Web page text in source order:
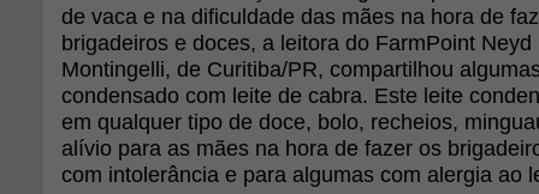
de vaca e na dificuldade das mães na hora de
brigadeiros e doces, a leitora do FarmPoint
Montingelli, de Curitiba/PR, compartilhou
condensado com leite de cabra. Este leite
em qualquer tipo de doce, bolo, recheios,
alívio para as mães na hora de fazer os
com intolerância e para algumas com alergia ao